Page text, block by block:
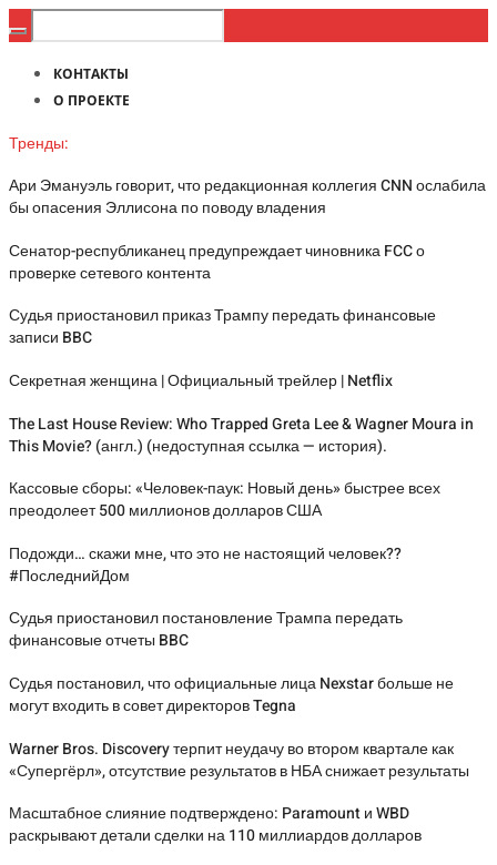
КОНТАКТЫ
О ПРОЕКТЕ
Тренды:
Ари Эмануэль говорит, что редакционная коллегия CNN ослабила
бы опасения Эллисона по поводу владения
Сенатор-республиканец предупреждает чиновника FCC о
проверке сетевого контента
Судья приостановил приказ Трампу передать финансовые
записи BBC
Секретная женщина | Официальный трейлер | Netflix
The Last House Review: Who Trapped Greta Lee & Wagner Moura in
This Movie? (англ.) (недоступная ссылка — история).
Кассовые сборы: «Человек-паук: Новый день» быстрее всех
преодолеет 500 миллионов долларов США
Подожди… скажи мне, что это не настоящий человек??
#ПоследнийДом
Судья приостановил постановление Трампа передать
финансовые отчеты BBC
Судья постановил, что официальные лица Nexstar больше не
могут входить в совет директоров Tegna
Warner Bros. Discovery терпит неудачу во втором квартале как
«Супергёрл», отсутствие результатов в НБА снижает результаты
Масштабное слияние подтверждено: Paramount и WBD
раскрывают детали сделки на 110 миллиардов долларов